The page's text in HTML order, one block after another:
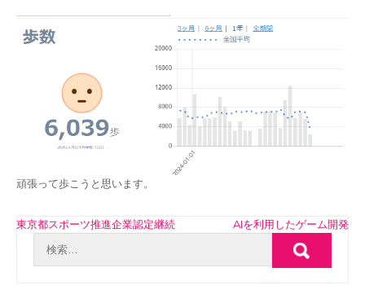
頑張って歩こうと思います。
投
東京都スポーツ推進企業認定継続 AIを利用したゲーム開発